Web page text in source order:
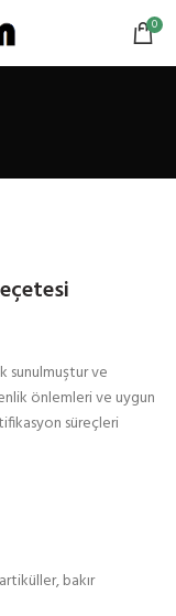
0
sunulmuştur ve
önlemleri ve uygun
süreçleri
bakır